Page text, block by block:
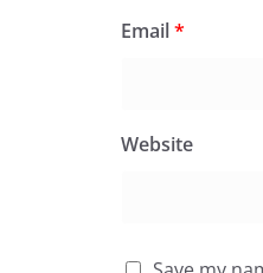
Email*
Website